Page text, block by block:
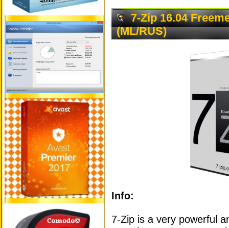
7-Zip 16.04
(ML/RUS)
Info:
7-Zip is a very powerful